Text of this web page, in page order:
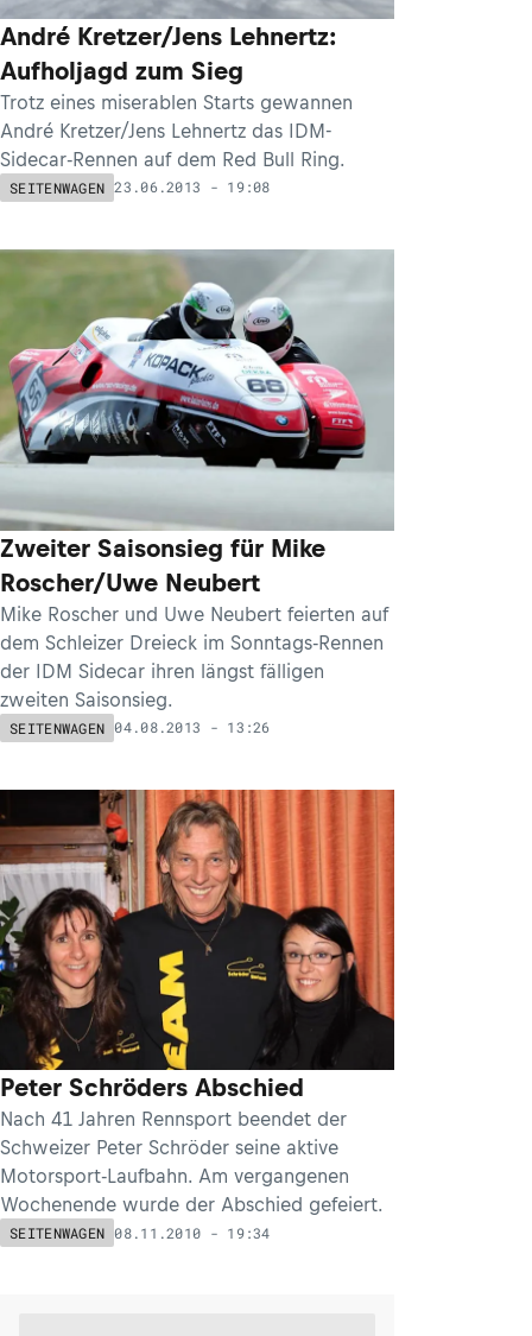
André Kretzer/Jens Lehnertz:
Aufholjagd zum Sieg
Trotz eines miserablen Starts gewannen
André Kretzer/Jens Lehnertz das IDM-
Sidecar-Rennen auf dem Red Bull Ring.
SEITENWAGEN 23.06.2013 - 19:08
Zweiter Saisonsieg für Mike
Roscher/Uwe Neubert
Mike Roscher und Uwe Neubert feierten auf
dem Schleizer Dreieck im Sonntags-Rennen
der IDM Sidecar ihren längst fälligen
zweiten Saisonsieg.
SEITENWAGEN 04.08.2013 - 13:26
Peter Schröders Abschied
Nach 41 Jahren Rennsport beendet der
Schweizer Peter Schröder seine aktive
Motorsport-Laufbahn. Am vergangenen
Wochenende wurde der Abschied gefeiert.
SEITENWAGEN 08.11.2010 - 19:34